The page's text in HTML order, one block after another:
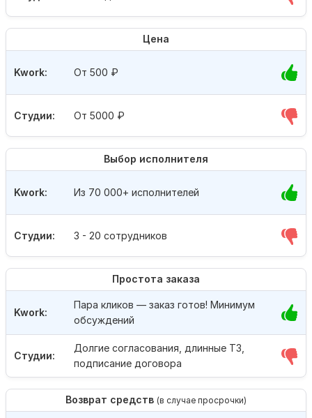
Цена
Студии: От 5000 ₽
Kwork: От 500 ₽
Выбор исполнителя
Студии: 3 - 20 сотрудников
Kwork: Из 70 000+ исполнителей
Простота заказа
Студии:
Долгие согласования, длинные ТЗ,
подписание договора
Kwork:
Пара кликов — заказ готов! Минимум
обсуждений
Возврат средств (в случае просрочки)